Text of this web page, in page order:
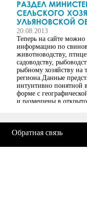
20.08.2013
Теперь на сайте можно
информацию по
животноводству,
садоводству,
рыбному хозяйству на
региона.Данные
интуитивно понятной
форме с
и размещены в
исполнительными
Ульяновской области
Обратная связь